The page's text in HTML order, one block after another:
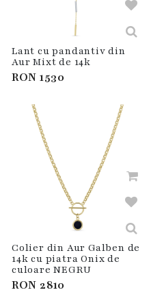
Lant cu pandantiv din
Aur Mixt de 14k
RON1530
Colier din Aur Galben de
14k cu piatra Onix de
culoare NEGRU
RON 2810